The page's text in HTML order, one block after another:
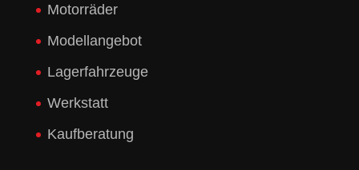
Motorräder
Modellangebot
Lagerfahrzeuge
Werkstatt
Kaufberatung